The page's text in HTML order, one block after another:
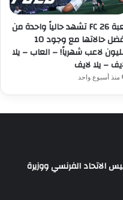
لعبة FC 26 تشهد حالياً واحدة من
أفضل حالاتها مع وجود 10
لاعب شهرياً! – العاب – يلا
– يلا لايف
منذ أسبوع واحد
الاتحاد الفرنسي ووزيرة